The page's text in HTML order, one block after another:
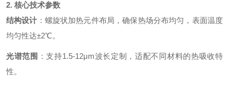
2. 核心技术参数
结构设计 ：螺旋状加热元件布局，确保热场分布均匀，表面温度
均匀性达±2℃。
光谱范围 ：支持1.5-12μm波长定制，适配不同材料的热吸收特
性。